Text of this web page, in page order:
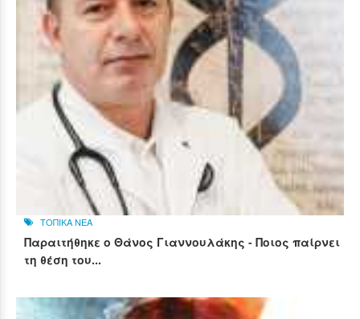
ΤΟΠΙΚΑ ΝΕΑ
Παραιτήθηκε ο Θάνος Γιαννουλάκης - Ποιος παίρνει
τη θέση του...